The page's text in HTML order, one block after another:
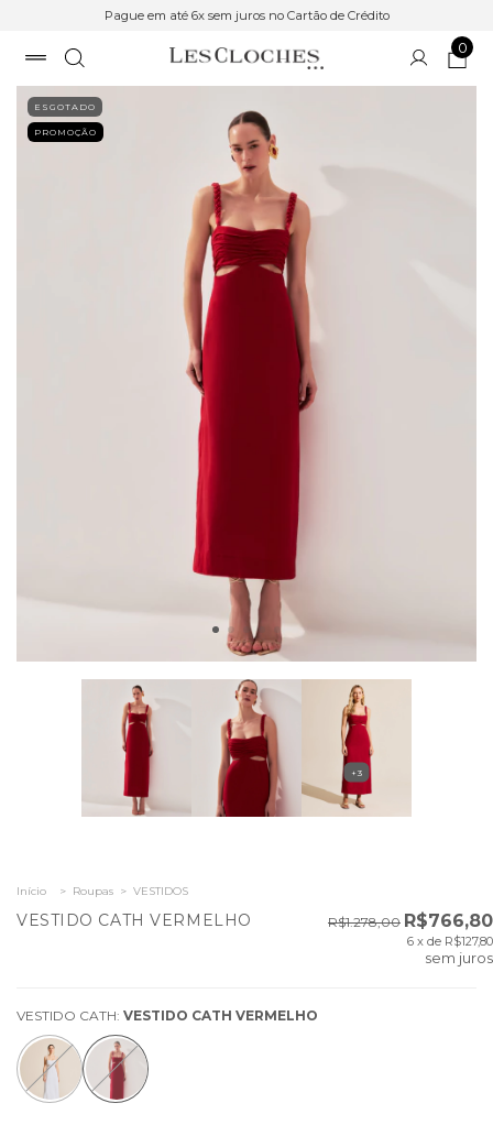
Pague em até 6x sem juros no Cartão de Crédito
0
+3
ESGOTADO
PROMOÇÃO
Início > Roupas > VESTIDOS
VESTIDO CATH VERMELHO R$1.278,00 R$766,80
6 x de R$127,80
sem juros
VESTIDO CATH: VESTIDO CATH VERMELHO